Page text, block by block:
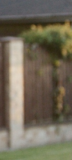
HUNPARCEL
aron
szallitanak
elott is,
megjarjak
Ezenkivul
szallitanak
aron, amin
ANDRÁS